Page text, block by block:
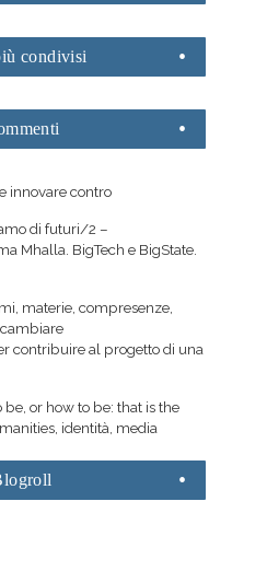
condivisi
innovare contro
di futuri/2 –
Mhalla. BigTech e BigState.
materie, compresenze,
contribuire al progetto di una
be, or how to be: that is the
identità, media